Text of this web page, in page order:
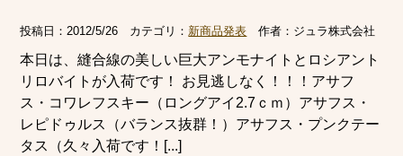
投稿日：2012/5/26 カテゴリ： 新商品発表 作者： ジュラ株式会社
本日は、縫合線の美しい巨大アンモナイトとロシアント
リロバイトが入荷です！ お見逃しなく！！！アサフ
ス・コワレフスキー（ロングアイ2.7ｃｍ）アサフス・
レピドゥルス（バランス抜群！）アサフス・プンクテー
タス（久々入荷です！[...]